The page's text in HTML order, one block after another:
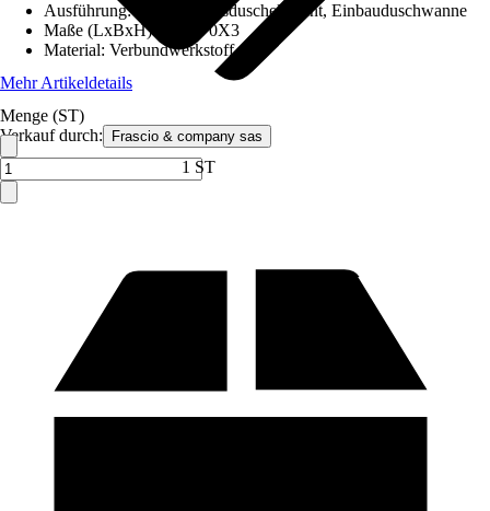
Verkauf durch: Frascio & company sas
Ausführung:
Bodenebenesduschelement, Einbauduschwanne
Maße (LxBxH)
90X170X3
Material: Verbundwerkstoff
Mehr Artikeldetails
Menge (ST)
1 ST